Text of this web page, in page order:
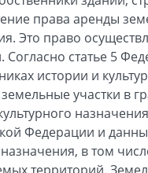
права аренды
Это право
статье 5
истории и
участки в
Федерации и
в том